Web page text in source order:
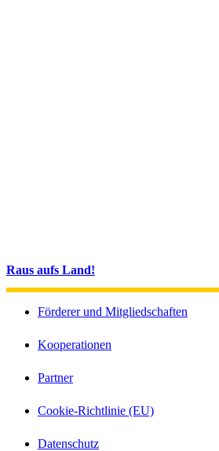
Raus aufs Land!
Förderer und Mitgliedschaften
Kooperationen
Partner
Cookie-Richtlinie (EU)
Datenschutz